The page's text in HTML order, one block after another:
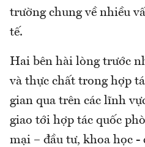
trường chung về nhiều
tế.
Hai bên hài lòng trước
và thực chất trong hợp
gian qua trên các lĩnh
giao tới hợp tác quốc
mại – đầu tư, khoa học -